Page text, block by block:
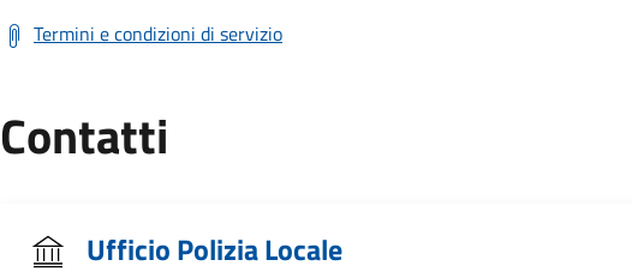
Termini e condizioni di servizio
Contatti
Ufficio Polizia Locale